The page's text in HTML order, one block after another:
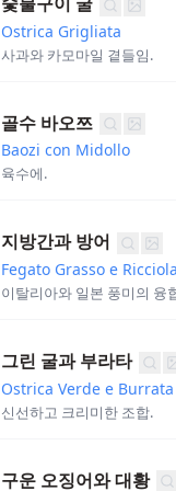
Ostrica Grigliata
사과와 카모마일 곁들임.
골수 바오쯔
Baozi con Midollo
육수에.
지방간과 방어
Fegato Grasso e
이탈리아와 일본 풍미의 융
그린 굴과 부라타
Ostrica Verde e Burrata
신선하고 크리미한 조합.
구운 오징어와 대황